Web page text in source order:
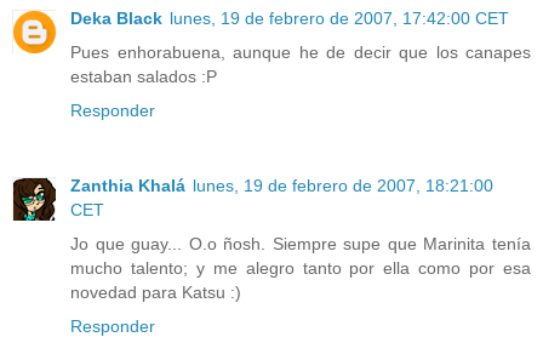
Deka Black lunes, 19 de febrero de 2007, 17:42:00 CET
Pues enhorabuena, aunque he de decir que los canapes
estaban salados :P
Responder
Zanthia Khalá lunes, 19 de febrero de 2007, 18:21:00
CET
Jo que guay... O.o ñosh. Siempre supe que Marinita tenía
mucho talento; y me alegro tanto por ella como por esa
novedad para Katsu :)
Responder